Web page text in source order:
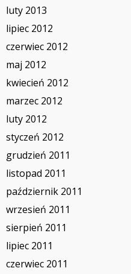
luty 2013
lipiec 2012
czerwiec 2012
maj 2012
kwiecień 2012
marzec 2012
luty 2012
styczeń 2012
grudzień 2011
listopad 2011
październik 2011
wrzesień 2011
sierpień 2011
lipiec 2011
czerwiec 2011